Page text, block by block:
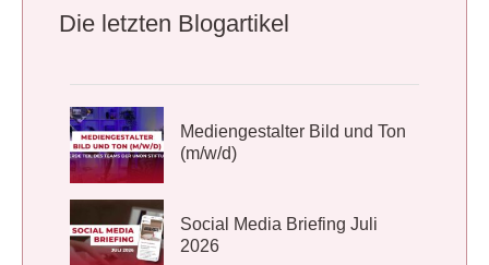
Die letzten Blogartikel
Mediengestalter Bild und Ton
(m/w/d)
Social Media Briefing Juli
2026